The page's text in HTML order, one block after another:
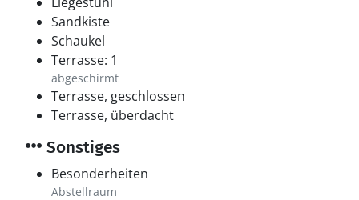
Sandkiste
Schaukel
Terrasse: 1
abgeschirmt
Terrasse, geschlossen
Terrasse, überdacht
Sonstiges
Besonderheiten
Abstellraum